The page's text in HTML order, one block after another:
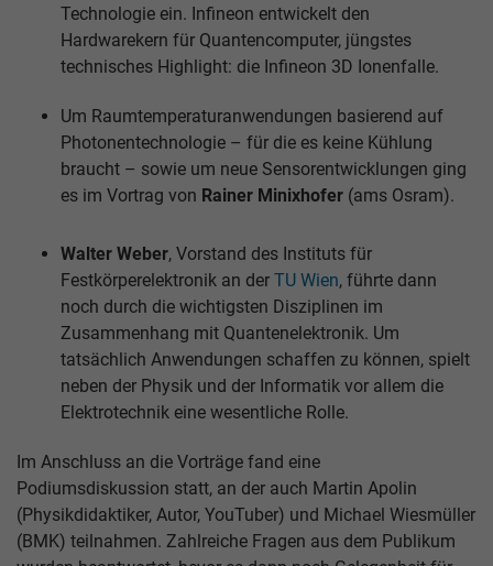
Technologie ein. Infineon entwickelt den
Hardwarekern für Quantencomputer, jüngstes
technisches Highlight: die Infineon 3D Ionenfalle.
Um Raumtemperaturanwendungen basierend auf
Photonentechnologie – für die es keine Kühlung
braucht – sowie um neue Sensorentwicklungen ging
es im Vortrag von Rainer Minixhofer (ams Osram).
Walter Weber, Vorstand des Instituts für
Festkörperelektronik an der TU Wien, führte dann
noch durch die wichtigsten Disziplinen im
Zusammenhang mit Quantenelektronik. Um
tatsächlich Anwendungen schaffen zu können, spielt
neben der Physik und der Informatik vor allem die
Elektrotechnik eine wesentliche Rolle.
Im Anschluss an die Vorträge fand eine
Podiumsdiskussion statt, an der auch Martin Apolin
(Physikdidaktiker, Autor, YouTuber) und Michael Wiesmüller
(BMK) teilnahmen. Zahlreiche Fragen aus dem Publikum